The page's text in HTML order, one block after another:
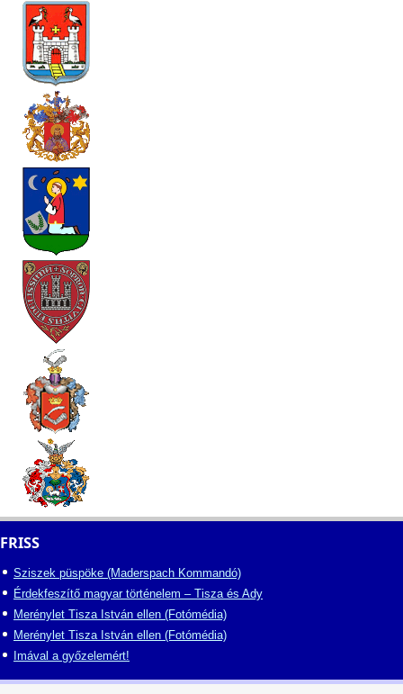
FRISS
Sziszek püspöke (Maderspach Kommandó)
Érdekfeszítő magyar történelem – Tisza és Ady
Merénylet Tisza István ellen (Fotómédia)
Merénylet Tisza István ellen (Fotómédia)
Imával a győzelemért!